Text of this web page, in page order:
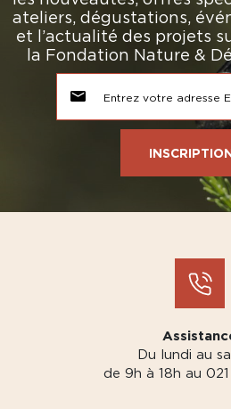
ateliers, dégustations,
et l’actualité des projets
la Fondation Nature &
Du lundi au
de 9h à 18h au